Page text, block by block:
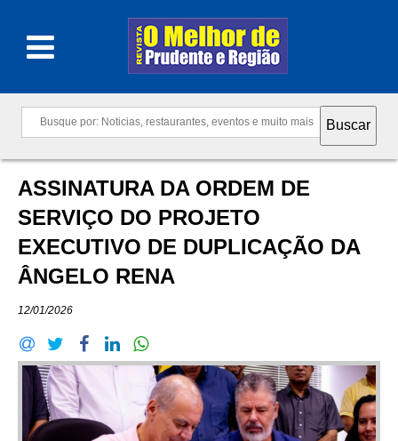
ASSINATURA DA ORDEM DE
SERVIÇO DO PROJETO
EXECUTIVO DE DUPLICAÇÃO DA
ÂNGELO RENA
12/01/2026